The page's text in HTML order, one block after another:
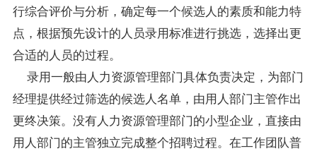
行综合评价与分析，确定每一个候选人的素质和能力特
点，根据预先设计的人员录用标准进行挑选，选择出更
合适的人员的过程。
录用一般由人力资源管理部门具体负责决定，为部门
经理提供经过筛选的候选人名单，由用人部门主管作出
更终决策。没有人力资源管理部门的小型企业，直接由
用人部门的主管独立完成整个招聘过程。在工作团队普